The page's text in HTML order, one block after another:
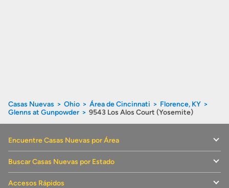
Casas Nuevas Ohio Área de Cincinnati
Florence, KY
Glenns at Gunpowder
9543 Los Alos Court (Yosemite)
Encuentre Casas Nuevas por Área
Buscar Casas Nuevas por Estado
Accesos Rápidos